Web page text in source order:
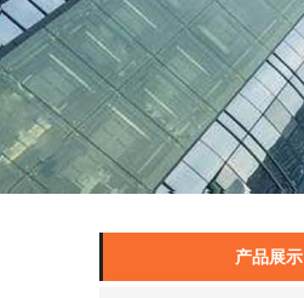
产品展示